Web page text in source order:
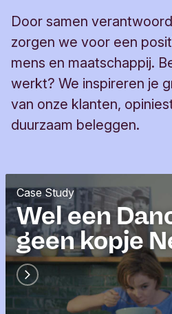
Door samen
zorgen we voor een
mens en maatschappij.
werkt? We inspireren je
van onze klanten,
duurzaam beleggen.
Wel een
geen kopje
c
a
t
e
g
o
r
Case Study